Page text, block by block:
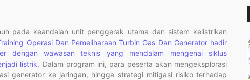
pada keandalan unit penggerak utama dan sistem kelistrikan
Operasi Dan Pemeliharaan Turbin Gas Dan Generator hadir
dengan wawasan teknis yang mendalam mengenai siklus
listrik. Dalam program ini, para peserta akan mengeksplorasi
generator ke jaringan, hingga strategi mitigasi risiko terhadap